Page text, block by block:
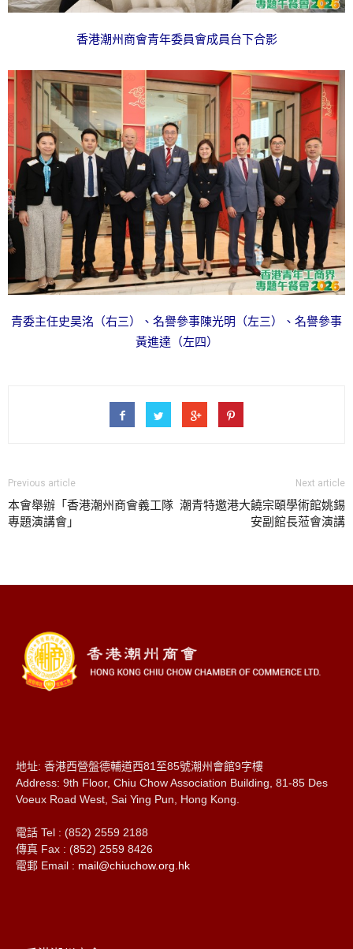
香港潮州商會青年委員會成員台下合影
青委主任史昊洺（右三）、名譽參事陳光明（左三）、名譽參事
黃進達（左四）
Previous article
本會舉辦「香港潮州商會義工隊
專題演講會」
Next article
潮青特邀港大饒宗頤學術館姚錫
安副館長蒞會演講
地址: 香港西營盤德輔道西81至85號潮州會館9字樓
Address: 9th Floor, Chiu Chow Association Building, 81-85 Des
Voeux Road West, Sai Ying Pun, Hong Kong.
電話 Tel : (852) 2559 2188
傳真 Fax : (852) 2559 8426
電郵 Email : mail@chiuchow.org.hk